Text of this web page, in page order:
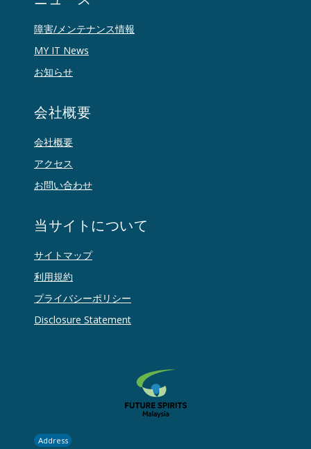
障害/メンテナンス情報
MY IT News
お知らせ
会社概要
会社概要
アクセス
お問い合わせ
当サイトについて
サイトマップ
利用規約
プライバシーポリシー
Disclosure Statement
Address